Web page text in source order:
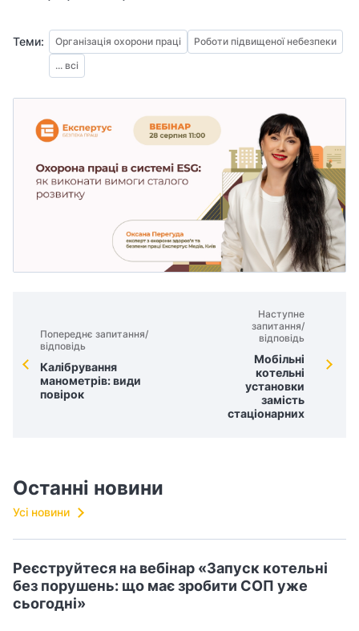
Теми: Організація охорони праці
Роботи підвищеної небезпеки
... всі
Попереднє запитання/
відповідь
Калібрування
манометрів: види
повірок
Наступне
запитання/
відповідь
Мобільні
котельні
установки
замість
стаціонарних
Останні новини
Усі новини
Реєструйтеся на вебінар «Запуск котельні
без порушень: що має зробити СОП уже
сьогодні»